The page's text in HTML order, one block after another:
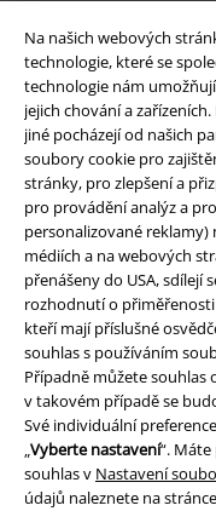
Na našich webových
technologie, které se
technologie nám
jejich chování a
jiné pocházejí od našich
soubory cookie pro
stránky, pro zlepšení a
pro provádění analýz a
personalizované reklamy)
médiích a na webových
přenášeny do USA, sdílejí
rozhodnutí o
kteří mají příslušné
souhlas s používáním
Případně můžete
v takovém případě se
Své individuální
„Vyberte nastavení“.
souhlas v Nastavení
údajů naleznete na stránce
Právní informace
Podmínky
Prohlášení
Ochrana osobních údajů
Likvidace odpadu a
Prohlášení o shodě